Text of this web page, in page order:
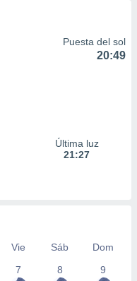
Puesta del sol
20:49
Última luz
21:27
Vie Sáb
Dom
7
8 9